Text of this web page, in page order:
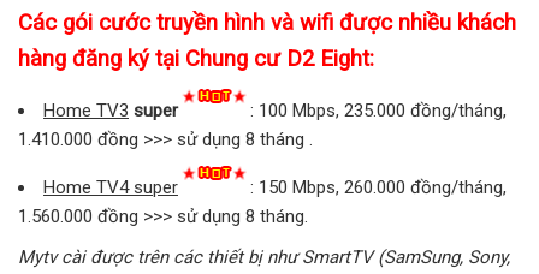
Các gói cước truyền hình và wifi được nhiều khách
hàng đăng ký tại Chung cư D2 Eight:
Home TV3 super
: 100 Mbps, 235.000 đồng/tháng,
1.410.000 đồng >>> sử dụng 8 tháng .
Home TV4 super
: 150 Mbps, 260.000 đồng/tháng,
1.560.000 đồng >>> sử dụng 8 tháng.
Mytv cài được trên các thiết bị như SmartTV (SamSung, Sony,